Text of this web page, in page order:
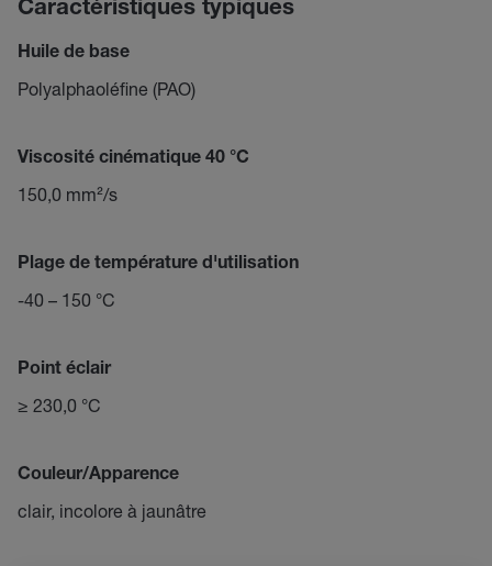
Caractéristiques typiques
Huile de base
Polyalphaoléfine (PAO)
Viscosité cinématique 40 °C
150,0 mm²/s
Plage de température d'utilisation
-40 – 150 °C
Point éclair
≥ 230,0 °C
Couleur/Apparence
clair, incolore à jaunâtre